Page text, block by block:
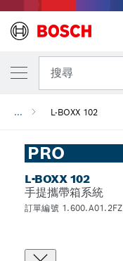
搜尋
... L-BOXX 102
PRO
L-BOXX 102
手提攜帶箱系統
訂單編號 1.600.A01.2FZ